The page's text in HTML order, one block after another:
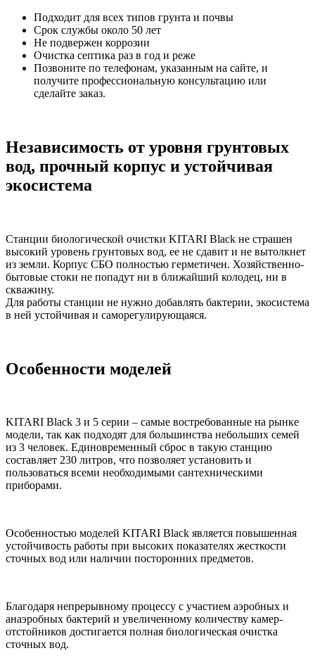
Подходит для всех типов грунта и почвы
Срок службы около 50 лет
Не подвержен коррозии
Очистка септика раз в год и реже
Позвоните по телефонам, указанным на сайте, и
получите профессиональную консультацию или
сделайте заказ.
Независимость от уровня грунтовых
вод, прочный корпус и устойчивая
экосистема
Станции биологической очистки KITARI Black не страшен
высокий уровень грунтовых вод, ее не сдавит и не вытолкнет
из земли. Корпус СБО полностью герметичен. Хозяйственно-
бытовые стоки не попадут ни в ближайший колодец, ни в
скважину.
Для работы станции не нужно добавлять бактерии, экосистема
в ней устойчивая и саморегулирующаяся.
Особенности моделей
KITARI Black 3 и 5 серии – самые востребованные на рынке
модели, так как подходят для большинства небольших семей
из 3 человек. Единовременный сброс в такую станцию
составляет 230 литров, что позволяет установить и
пользоваться всеми необходимыми сантехническими
приборами.
Особенностью моделей KITARI Black является повышенная
устойчивость работы при высоких показателях жесткости
сточных вод или наличии посторонних предметов.
Благодаря непрерывному процессу с участием аэробных и
анаэробных бактерий и увеличенному количеству камер-
отстойников достигается полная биологическая очистка
сточных вод.